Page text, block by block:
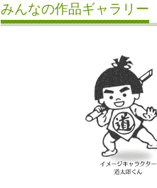
みんなの作品ギャラリー